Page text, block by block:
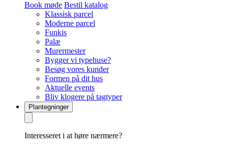
Book møde Bestil katalog
Klassisk parcel
Moderne parcel
Funkis
Palæ
Murermester
Bygger vi typehuse?
Besøg vores kunder
Formen på dit hus
Aktuelle events
Bliv klogere på tagtyper
Plantegninger
Interesseret i at høre nærmere?